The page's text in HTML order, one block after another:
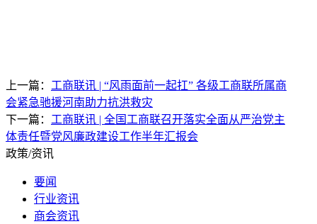
上一篇： 工商联讯 | “风雨面前一起扛” 各级工商联所属商
会紧急驰援河南助力抗洪救灾
下一篇： 工商联讯 | 全国工商联召开落实全面从严治党主
体责任暨党风廉政建设工作半年汇报会
政策/资讯
要闻
行业资讯
商会资讯